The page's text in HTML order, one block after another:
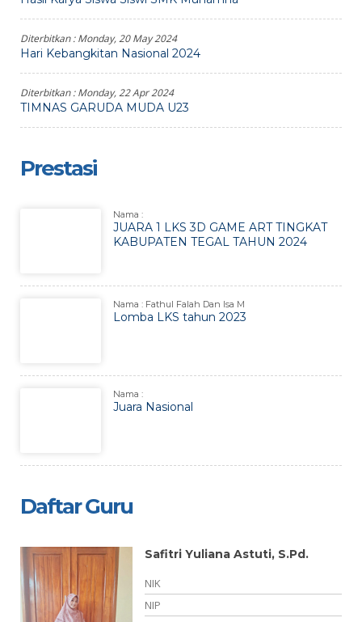
Diterbitkan :Monday, 20 May 2024
Hari Kebangkitan Nasional 2024
Diterbitkan :Monday, 22 Apr 2024
TIMNAS GARUDA MUDA U23
Prestasi
Nama :
JUARA 1 LKS 3D GAME ART TINGKAT
KABUPATEN TEGAL TAHUN 2024
Nama : Fathul Falah Dan Isa M
Lomba LKS tahun 2023
Nama :
Juara Nasional
Daftar Guru
Safitri Yuliana Astuti, S.Pd.
NIK
NIP